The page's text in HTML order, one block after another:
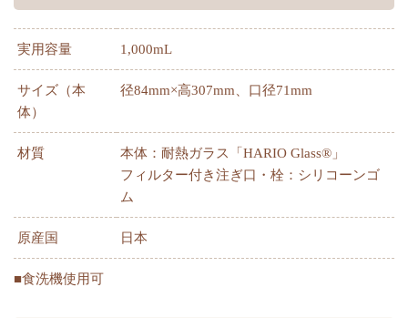
実用容量 1,000mL
サイズ（本
体）
径84mm×高307mm、口径71mm
材質
本体：耐熱ガラス「HARIO Glass®」
フィルター付き注ぎ口・栓：シリコーンゴ
ム
原産国 日本
■食洗機使用可